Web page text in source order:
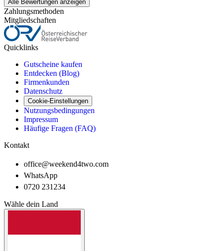
Alle Bewertungen anzeigen
Zahlungsmethoden
Mitgliedschaften
Quicklinks
Gutscheine kaufen
Entdecken (Blog)
Firmenkunden
Datenschutz
Cookie-Einstellungen
Nutzungsbedingungen
Impressum
Häufige Fragen (FAQ)
Kontakt
office@weekend4two.com
WhatsApp
0720 231234
Wähle dein Land